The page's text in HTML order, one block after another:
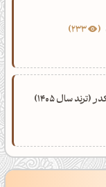
233
سال 1405)